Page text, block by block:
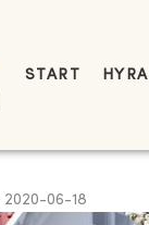
START
2020-06-18